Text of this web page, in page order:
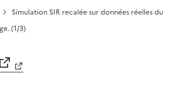
Simulation SIR recalée sur données réelles du
(1/3)